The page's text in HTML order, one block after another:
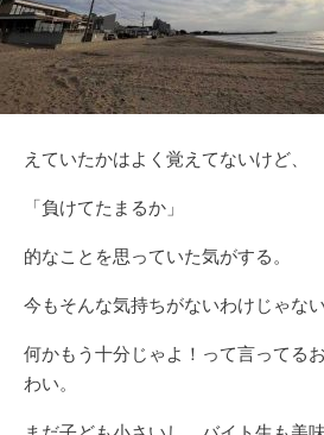
えていたかはよく覚えてないけど、
「負けてたまるか」
的なことを思っていた気がする。
今もそんな気持ちがないわけじゃない
何かもう十分じゃよ！って言ってる
わい。